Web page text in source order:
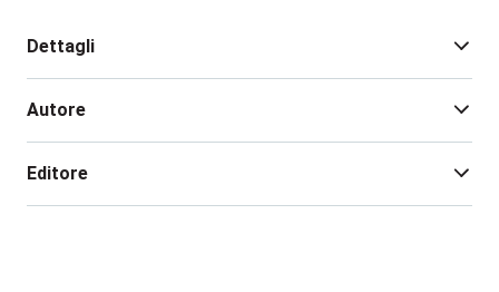
Dettagli
Autore
Editore